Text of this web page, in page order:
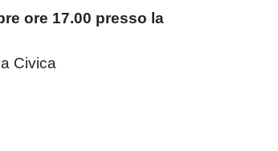
ore 17.00 presso la
Civica